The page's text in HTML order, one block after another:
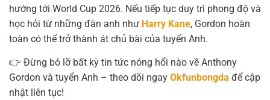
hướng tới World Cup 2026. Nếu tiếp tục duy trì phong độ và
học hỏi từ những đàn anh như Harry Kane, Gordon hoàn
toàn có thể trở thành át chủ bài của tuyển Anh.
👉 Đừng bỏ lỡ bất kỳ tin tức nóng hổi nào về Anthony
Gordon và tuyển Anh – theo dõi ngay Okfunbongda để cập
nhật liên tục!